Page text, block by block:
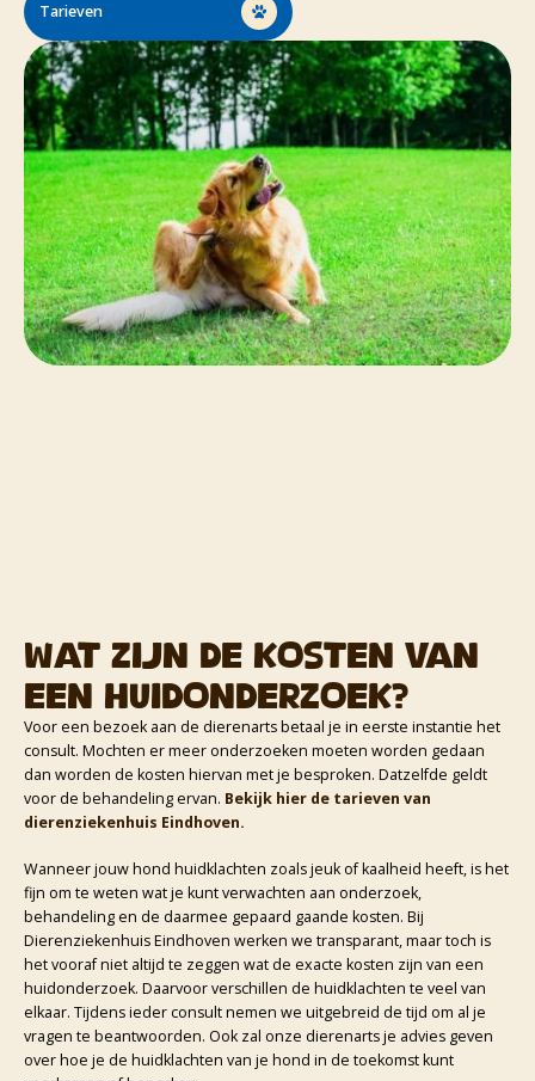
Tarieven
Wat zijn de kosten van
een huidonderzoek?
Voor een bezoek aan de dierenarts betaal je in eerste instantie het
consult. Mochten er meer onderzoeken moeten worden gedaan
dan worden de kosten hiervan met je besproken. Datzelfde geldt
voor de behandeling ervan. Bekijk hier de tarieven van
dierenziekenhuis Eindhoven.
Wanneer jouw hond huidklachten zoals jeuk of kaalheid heeft, is het
fijn om te weten wat je kunt verwachten aan onderzoek,
behandeling en de daarmee gepaard gaande kosten. Bij
Dierenziekenhuis Eindhoven werken we transparant, maar toch is
het vooraf niet altijd te zeggen wat de exacte kosten zijn van een
huidonderzoek. Daarvoor verschillen de huidklachten te veel van
elkaar. Tijdens ieder consult nemen we uitgebreid de tijd om al je
vragen te beantwoorden. Ook zal onze dierenarts je advies geven
over hoe je de huidklachten van je hond in de toekomst kunt